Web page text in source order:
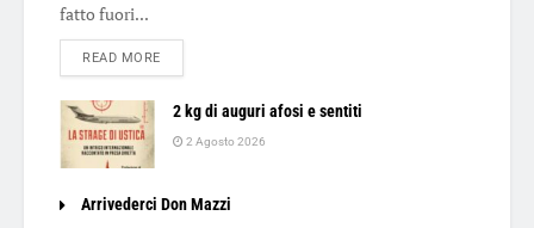
fatto fuori...
READ MOREDETAILS
2 kg di auguri afosi e sentiti
2 Agosto 2026
Arrivederci Don Mazzi